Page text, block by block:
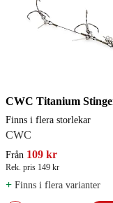
Finns i flera storlekar
CWC
Från 109 kr
Rek. pris 149 kr
+ Finns i flera varianter